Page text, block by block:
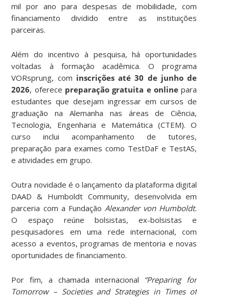
mil por ano para despesas de mobilidade, com
financiamento dividido entre as instituições
parceiras.
Além do incentivo à pesquisa, há oportunidades
voltadas à formação acadêmica. O programa
VORsprung, com inscrições até 30 de junho de
2026, oferece preparação gratuita e onlinepara
estudantes que desejam ingressar em cursos de
graduação na Alemanha nas áreas de Ciência,
Tecnologia, Engenharia e Matemática (CTEM). O
curso inclui acompanhamento de tutores,
preparação para exames como TestDaF e TestAS,
e atividades em grupo.
Outra novidade é o lançamento da plataforma digital
DAAD & Humboldt Community, desenvolvida em
parceria com a Fundação Alexander von Humboldt.
O espaço reúne bolsistas, ex-bolsistas e
pesquisadores em uma rede internacional, com
acesso a eventos, programas de mentoria e novas
oportunidades de financiamento.
Por fim, a chamada internacional “Preparing for
Tomorrow – Societies and Strategies in Times of